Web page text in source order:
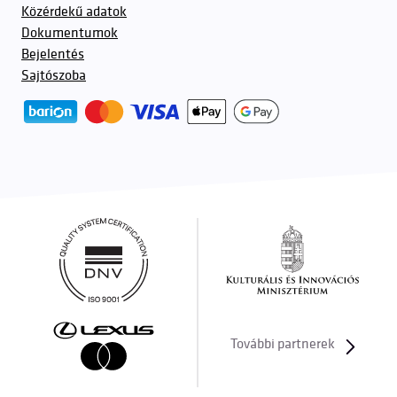
Közérdekű adatok
Dokumentumok
Bejelentés
Sajtószoba
További partnerek